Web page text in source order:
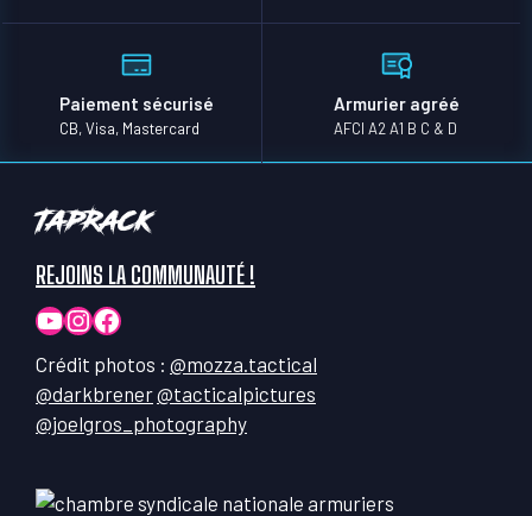
Paiement sécurisé
CB, Visa, Mastercard
Armurier agréé
AFCI A2 A1 B C & D
TapRack
REJOINS LA COMMUNAUTÉ !
YouTube
Instagram
Facebook
Crédit photos : @mozza.tactical
@darkbrener@tacticalpictures
@joelgros_photography